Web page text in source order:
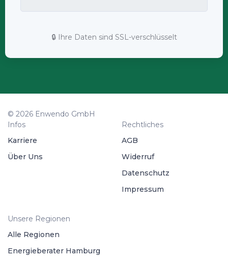
🔒 Ihre Daten sind SSL-verschlüsselt
© 2026 Enwendo GmbH
Infos
Karriere
Über Uns
Rechtliches
AGB
Widerruf
Datenschutz
Impressum
Unsere Regionen
Alle Regionen
Energieberater Hamburg